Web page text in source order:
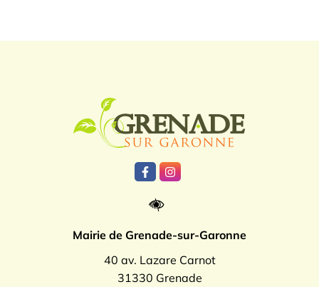
Lien vers le compte Facebook
Lien vers le compte
Mairie de Grenade-sur-Garonne
40 av. Lazare Carnot
31330 Grenade